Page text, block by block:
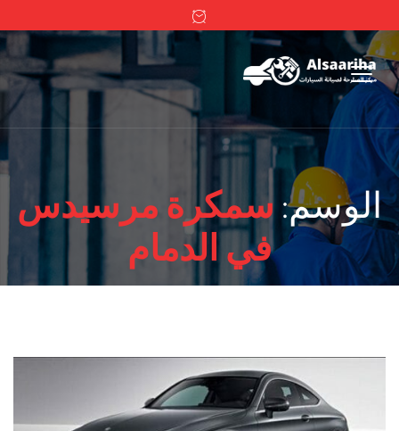
الوسم: سمكرة مرسيدس
في الدمام